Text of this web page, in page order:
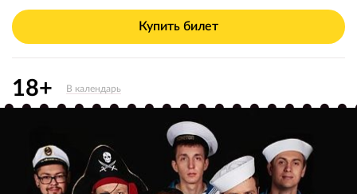
Купить билет
18+ В календарь